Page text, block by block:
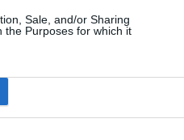
Sale, and/or Sharing
the Purposes for which it